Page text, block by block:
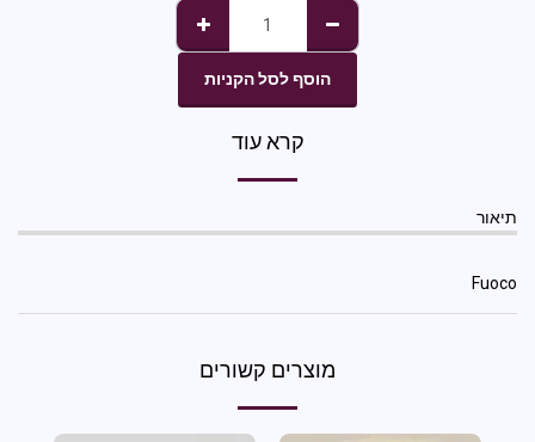
הוסף לסל הקניות
קרא עוד
תיאור
Fuoco
מוצרים קשורים